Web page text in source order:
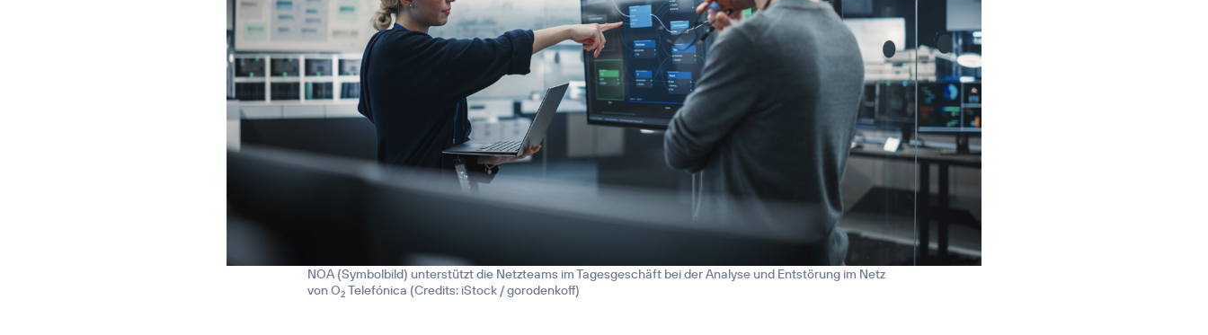
NOA (Symbolbild) unterstützt die Netzteams im Tagesgeschäft bei der Analyse und Entstörung im Netz
von O2 Telefónica (Credits: iStock / gorodenkoff)